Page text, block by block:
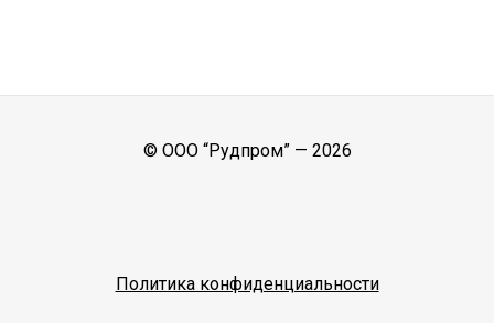
© ООО “Рудпром” — 2026
Политика конфиденциальности